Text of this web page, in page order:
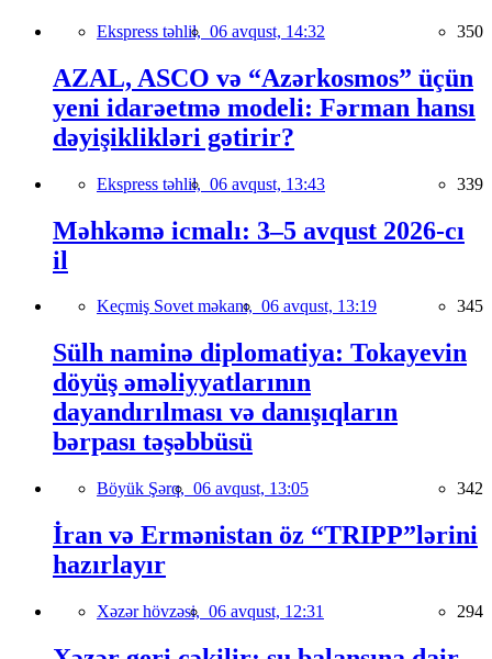
Ekspress təhlil, 06 avqust, 14:32 350
AZAL, ASCO və “Azərkosmos” üçün
yeni idarəetmə modeli: Fərman hansı
dəyişiklikləri gətirir?
Ekspress təhlil, 06 avqust, 13:43 339
Məhkəmə icmalı: 3–5 avqust 2026-cı
il
Keçmiş Sovet məkanı, 06 avqust, 13:19 345
Sülh naminə diplomatiya: Tokayevin
döyüş əməliyyatlarının
dayandırılması və danışıqların
bərpası təşəbbüsü
Böyük Şərq, 06 avqust, 13:05 342
İran və Ermənistan öz “TRIPP”lərini
hazırlayır
Xəzər hövzəsi, 06 avqust, 12:31 294